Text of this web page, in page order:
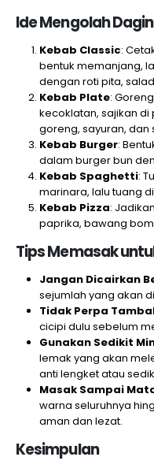
Ide Mengolah
Kebab Classic:
bentuk memanjang,
dengan roti pita,
Kebab Plate:
kecoklatan, sajikan
goreng, sayuran, dan
Kebab Burger:
dalam burger bun
Kebab Spaghetti:
marinara, lalu tuang
Kebab Pizza:
paprika, bawang
Tips Memasak
Jangan Dicairkan
sejumlah yang akan
Tidak Perpa
cicipi dulu sebelum
Gunakan Sedikit
lemak yang akan
anti lengket atau
Masak Sampai
warna seluruhnya
aman dan lezat.
Kesimpulan